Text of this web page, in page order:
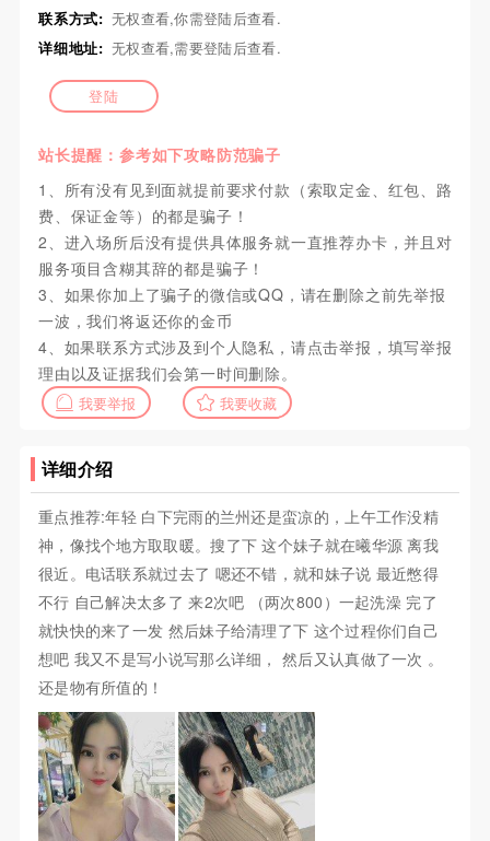
联系方式: 无权查看,你需登陆后查看.
详细地址: 无权查看,需要登陆后查看.
登陆
站长提醒：参考如下攻略防范骗子
1、所有没有见到面就提前要求付款（索取定金、红包、路
费、保证金等）的都是骗子！
2、进入场所后没有提供具体服务就一直推荐办卡，并且对
服务项目含糊其辞的都是骗子！
3、如果你加上了骗子的微信或QQ，请在删除之前先举报
一波，我们将返还你的金币
4、如果联系方式涉及到个人隐私，请点击举报，填写举报
理由以及证据我们会第一时间删除。
我要举报 我要收藏
详细介绍
重点推荐:年轻 白下完雨的兰州还是蛮凉的，上午工作没精
神，像找个地方取取暖。搜了下 这个妹子就在曦华源 离我
很近。电话联系就过去了 嗯还不错，就和妹子说 最近憋得
不行 自己解决太多了 来2次吧 （两次800）一起洗澡 完了
就快快的来了一发 然后妹子给清理了下 这个过程你们自己
想吧 我又不是写小说写那么详细， 然后又认真做了一次 。
还是物有所值的！